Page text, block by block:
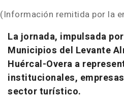
(Información remitida por la
La jornada, impulsada
Municipios del Levante
Huércal-Overa a
institucionales,
sector turístico.